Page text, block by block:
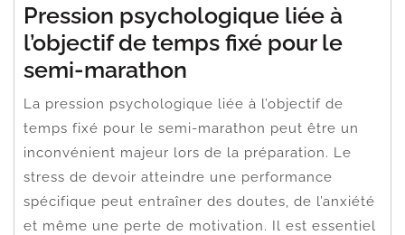
Pression psychologique liée à
l’objectif de temps fixé pour le
semi-marathon
La pression psychologique liée à l’objectif de
temps fixé pour le semi-marathon peut être un
inconvénient majeur lors de la préparation. Le
stress de devoir atteindre une performance
spécifique peut entraîner des doutes, de l’anxiété
et même une perte de motivation. Il est essentiel